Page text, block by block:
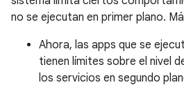
no se ejecutan en primer plano.
Ahora, las apps que se
tienen límites sobre el nivel
los servicios en segundo